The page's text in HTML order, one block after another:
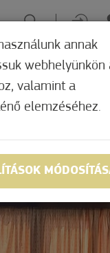
MERRE, MIVEL
annak
webhelyünkön
valamint a
elemzéséhez.